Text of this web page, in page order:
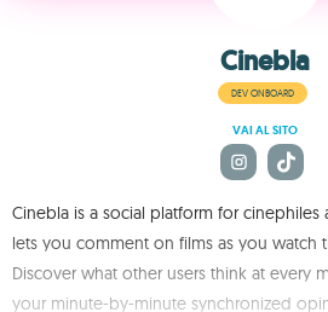
Cinebla
DEV ONBOARD
VAI AL SITO
Cinebla is a social platform for cinephiles
lets you comment on films as you watch
Discover what other users think at every
your minute-by-minute synchronized